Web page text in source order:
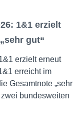
1&1 erzielt
gut“
erzielt erneut
erreicht im
Gesamtnote „sehr
zwei bundesweiten